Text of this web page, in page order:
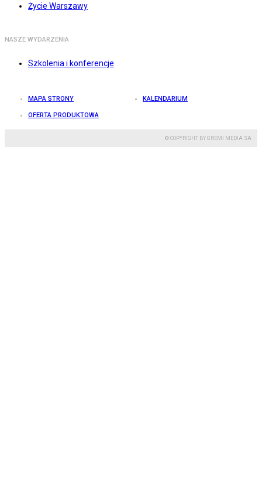
Życie Warszawy
NASZE WYDARZENIA
Szkolenia i konferencje
MAPA STRONY KALENDARIUM
OFERTA PRODUKTOWA
© COPYRIGHT BY GREMI MEDIA SA